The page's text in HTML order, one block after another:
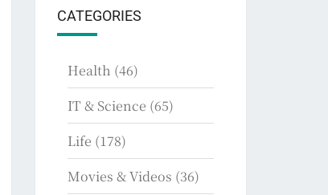
CATEGORIES
Health (46)
IT & Science (65)
Life (178)
Movies & Videos (36)